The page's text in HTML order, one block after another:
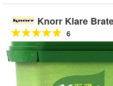
Knorr Klare
6